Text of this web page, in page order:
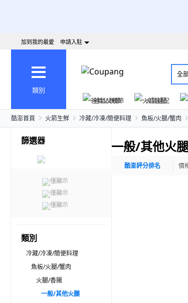
加到我的最愛 申請入駐
類別
全
爸氣父親節 火箭速配
酷澎首頁 火箭生鮮 冷藏/冷凍/簡便料理 魚板/火腿/蟹肉
篩選器
僅顯示
僅顯示
僅顯示
類別
冷藏/冷凍/簡便料理
魚板/火腿/蟹肉
火腿/香腸
一般/其他火腿
一般/其他火腿
酷澎評分排名 價